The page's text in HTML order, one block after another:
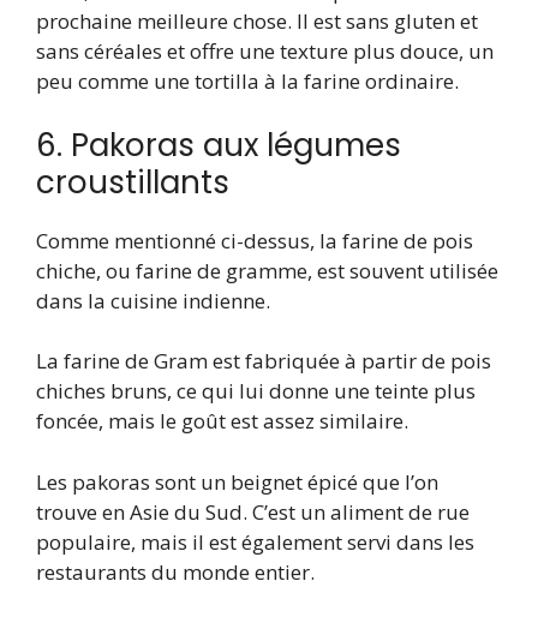
prochaine meilleure chose. Il est sans gluten et
sans céréales et offre une texture plus douce, un
peu comme une tortilla à la farine ordinaire.
6. Pakoras aux légumes
croustillants
Comme mentionné ci-dessus, la farine de pois
chiche, ou farine de gramme, est souvent utilisée
dans la cuisine indienne.
La farine de Gram est fabriquée à partir de pois
chiches bruns, ce qui lui donne une teinte plus
foncée, mais le goût est assez similaire.
Les pakoras sont un beignet épicé que l’on
trouve en Asie du Sud. C’est un aliment de rue
populaire, mais il est également servi dans les
restaurants du monde entier.